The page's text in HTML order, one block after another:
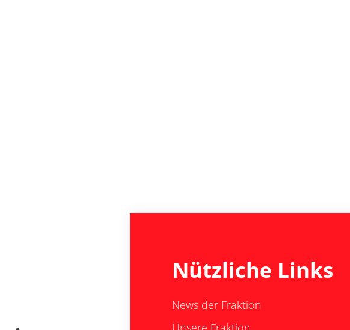
Nützliche Links
News der Fraktion